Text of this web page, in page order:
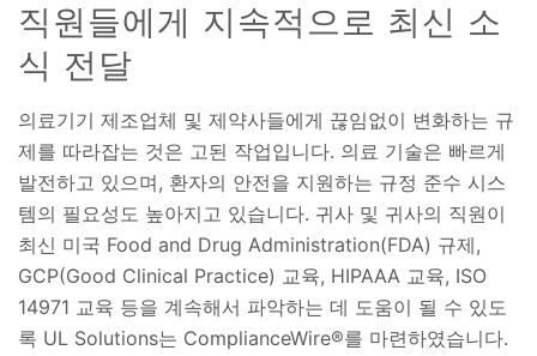
직원들에게 지속적으로 최신 소
식 전달
의료기기 제조업체 및 제약사들에게 끊임없이 변화하는 규
제를 따라잡는 것은 고된 작업입니다. 의료 기술은 빠르게
발전하고 있으며, 환자의 안전을 지원하는 규정 준수 시스
템의 필요성도 높아지고 있습니다. 귀사 및 귀사의 직원이
최신 미국 Food and Drug Administration(FDA) 규제,
GCP(Good Clinical Practice) 교육, HIPAAA 교육, ISO
14971 교육 등을 계속해서 파악하는 데 도움이 될 수 있도
록 UL Solutions는 ComplianceWire®를 마련하였습니다.